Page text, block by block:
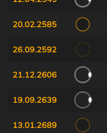
20.02.2585
26.09.2592
21.12.2606
19.09.2639
13.01.2689